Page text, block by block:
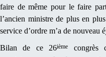
faire de même pour le faire
l’ancien ministre de plus en
service d’ordre m’a de nouveau
Bilan de ce 26ième
congrès